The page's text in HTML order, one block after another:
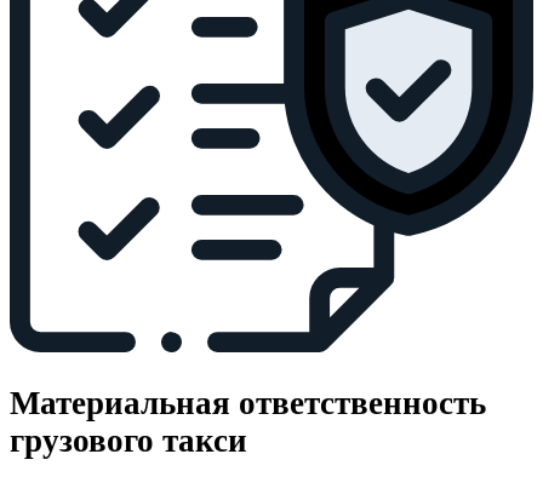
Материальная ответственность
грузового такси